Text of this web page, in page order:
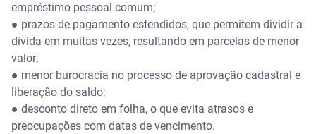
empréstimo pessoal comum;
● prazos de pagamento estendidos, que permitem dividir a
dívida em muitas vezes, resultando em parcelas de menor
valor;
● menor burocracia no processo de aprovação cadastral e
liberação do saldo;
● desconto direto em folha, o que evita atrasos e
preocupações com datas de vencimento.